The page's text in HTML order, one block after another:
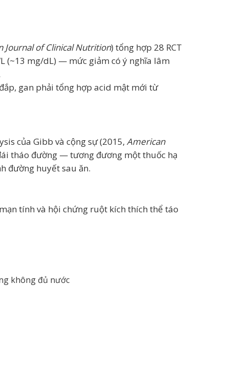
Journal of Clinical Nutrition) tổng hợp 28 RCT
(~13 mg/dL) — mức giảm có ý nghĩa lâm
gan phải tổng hợp acid mật mới từ
của Gibb và cộng sự (2015, American
tháo đường — tương đương một thuốc hạ
đường huyết sau ăn.
tính và hội chứng ruột kích thích thể táo
không đủ nước